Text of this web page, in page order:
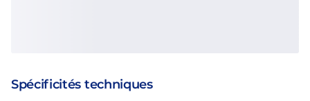
Spécificités techniques